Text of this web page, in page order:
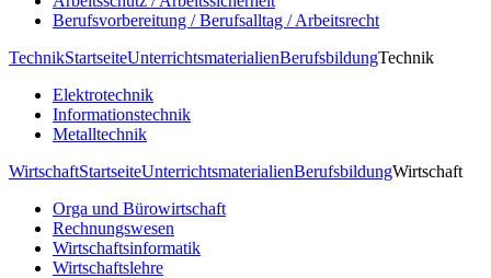
Berufsvorbereitung / Berufsalltag / Arbeitsrecht
TechnikStartseiteUnterrichtsmaterialienBerufsbildungTechnik
Elektrotechnik
Informationstechnik
Metalltechnik
WirtschaftStartseiteUnterrichtsmaterialienBerufsbildungWirtschaft
Orga und Bürowirtschaft
Rechnungswesen
Wirtschaftsinformatik
Wirtschaftslehre